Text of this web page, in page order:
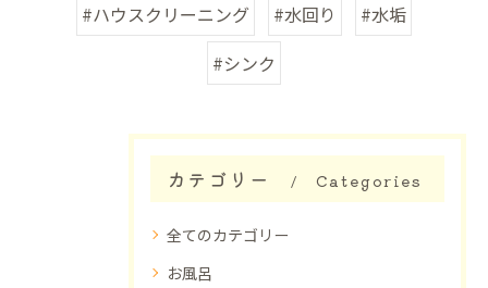
#ハウスクリーニング #水回り
#水垢
#シンク
カテゴリー Categories
全てのカテゴリー
お風呂